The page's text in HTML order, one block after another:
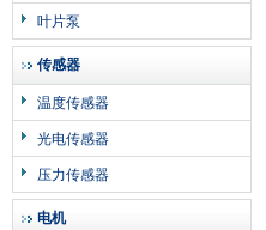
叶片泵
传感器
温度传感器
光电传感器
压力传感器
电机